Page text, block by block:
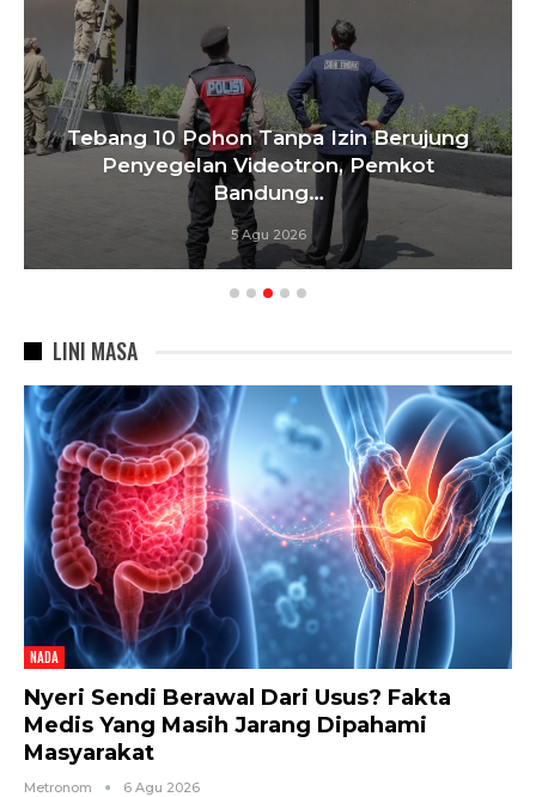
KDS Jadikan Penanganan Rutilahu
Prioritas, Sinergi Lintas OPD Diperkuat
4 Agu 2026
LINI MASA
NADA
Nyeri Sendi Berawal Dari Usus? Fakta
Medis Yang Masih Jarang Dipahami
Masyarakat
Metronom 6 Agu 2026